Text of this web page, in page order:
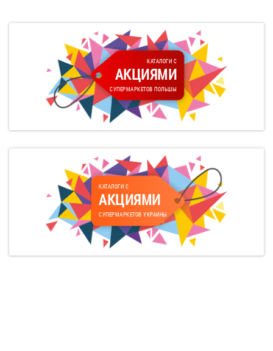
КАТАЛОГИ С
АКЦИЯМИ
СУПЕРМАРКЕТОВ ПОЛЬШЫ
КАТАЛОГИ С
АКЦИЯМИ
СУПЕРМАРКЕТОВ УКРАИНЫ